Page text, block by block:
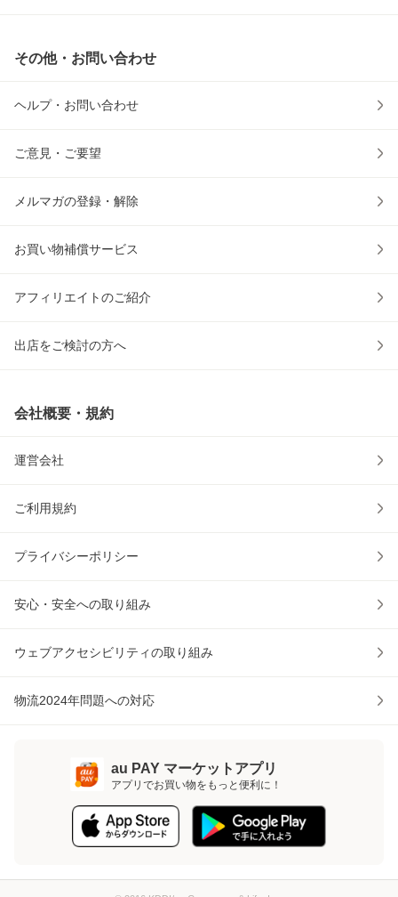
その他・お問い合わせ
ヘルプ・お問い合わせ
ご意見・ご要望
メルマガの登録・解除
お買い物補償サービス
アフィリエイトのご紹介
出店をご検討の方へ
会社概要・規約
運営会社
ご利用規約
プライバシーポリシー
安心・安全への取り組み
ウェブアクセシビリティの取り組み
物流2024年問題への対応
au PAY マーケットアプリ
アプリでお買い物をもっと便利に！